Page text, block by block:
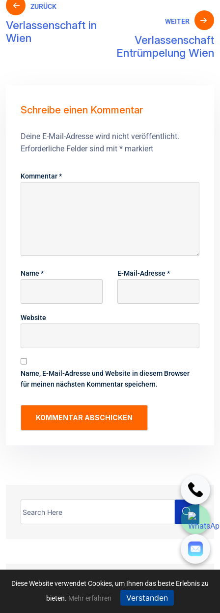
ZURÜCK
Verlassenschaft in
Wien
WEITER
Verlassenschaft
Entrümpelung Wien
Schreibe einen Kommentar
Deine E-Mail-Adresse wird nicht veröffentlicht.
Erforderliche Felder sind mit * markiert
Kommentar*
Name * E-Mail-Adresse *
Website
Name, E-Mail-Adresse und Website in diesem Browser
für meinen nächsten Kommentar speichern.
Latest Posts
Diese Website verwendet Cookies, um Ihnen das beste Erlebnis zu
bieten. Mehr erfahren Verstanden